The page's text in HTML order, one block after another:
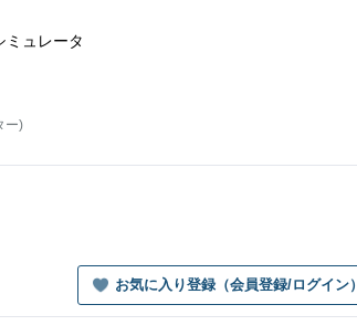
ミュレータ
ー)
お気に入り登録（会員登録/ログイン）